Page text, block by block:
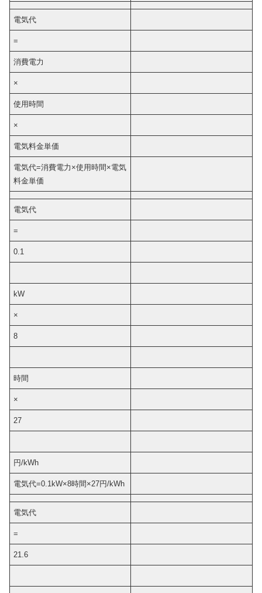
電気代
=
消費電力
×
使用時間
×
電気料金単価
電気代=消費電力×使用時間×電気
料金単価
電気代
=
0.1
kW
×
8
時間
×
27
円/kWh
電気代=0.1kW×8時間×27円/kWh
電気代
=
21.6